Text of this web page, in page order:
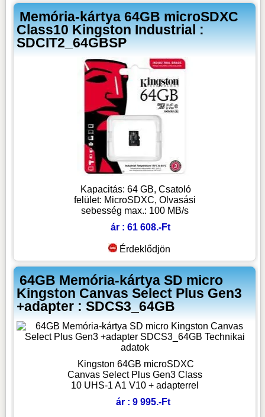
Memória-kártya 64GB microSDXC
Class10 Kingston Industrial :
SDCIT2_64GBSP
Kapacitás: 64 GB, Csatoló
felület: MicroSDXC, Olvasási
sebesség max.: 100 MB/s
ár : 61 608.-Ft
Érdeklődjön
64GB Memória-kártya SD micro
Kingston Canvas Select Plus Gen3
+adapter : SDCS3_64GB
Kingston 64GB microSDXC
Canvas Select Plus Gen3 Class
10 UHS-1 A1 V10 + adapterrel
ár : 9 995.-Ft